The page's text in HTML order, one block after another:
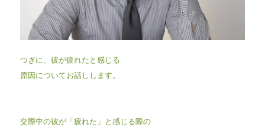
つぎに、彼が疲れたと感じる
原因についてお話しします。
交際中の彼が「疲れた」と感じる際の